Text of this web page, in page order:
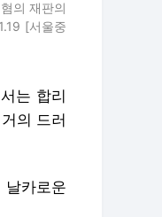
의 재판의
[서울중
는 합리
의 드러
날카로운